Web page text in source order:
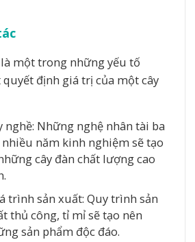
một trong những yếu tố
định giá trị của một cây
nghề: Những nghệ nhân tài ba
năm kinh nghiệm sẽ tạo
cây đàn chất lượng cao
trình sản xuất: Quy trình sản
thủ công, tỉ mỉ sẽ tạo nên
sản phẩm độc đáo.